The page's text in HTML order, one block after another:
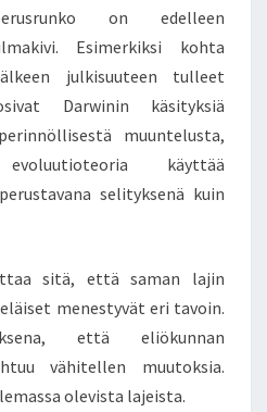
I
R
J
A
M
I
K
S
K
A
A
on edelleen
Esimerkiksi kohta
julkisuuteen tulleet
Darwinin käsityksiä
muuntelusta,
käyttää
selityksenä kuin
sitä, että saman lajin
menestyvät eri tavoin.
että eliökunnan
vähitellen muutoksia.
olevista lajeista.